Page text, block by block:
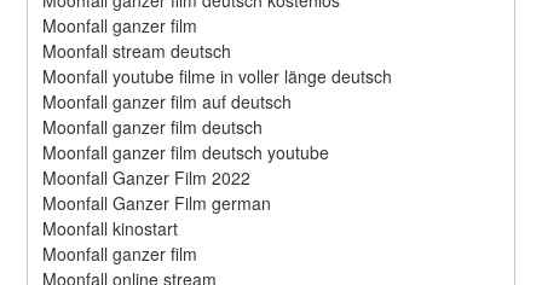
Moonfall ganzer film
Moonfall stream deutsch
Moonfall youtube filme in voller länge deutsch
Moonfall ganzer film auf deutsch
Moonfall ganzer film deutsch
Moonfall ganzer film deutsch youtube
Moonfall Ganzer Film 2022
Moonfall Ganzer Film german
Moonfall kinostart
Moonfall ganzer film
Moonfall online stream